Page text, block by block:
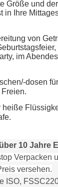
Größe und
in Ihre
von
im
dosen
heiße
10 Jahre
Verpacken
versehen.
ISO,